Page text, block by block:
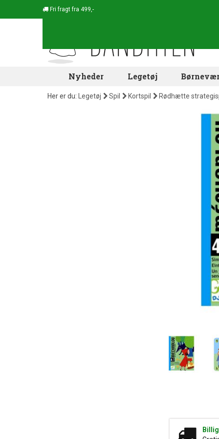
Fri fragt fra 499,-
Nyheder Legetøj
Her er du: Legetøj Spil Kortspil Rødhætte